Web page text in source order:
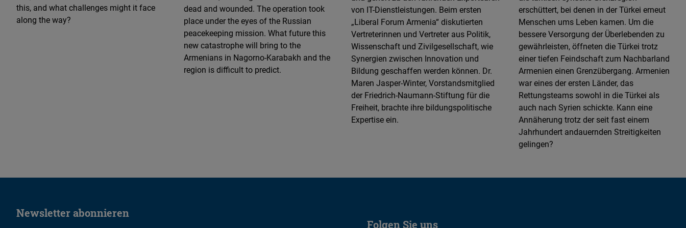
this, and what challenges might it face
along the way?
dead and wounded. The operation took
place under the eyes of the Russian
peacekeeping mission. What future this
new catastrophe will bring to the
Armenians in Nagorno-Karabakh and the
region is difficult to predict.
von IT-Dienstleistungen. Beim ersten
„Liberal Forum Armenia“ diskutierten
Vertreterinnen und Vertreter aus Politik,
Wissenschaft und Zivilgesellschaft, wie
Synergien zwischen Innovation und
Bildung geschaffen werden können. Dr.
Maren Jasper-Winter, Vorstandsmitglied
der Friedrich-Naumann-Stiftung für die
Freiheit, brachte ihre bildungspolitische
Expertise ein.
erschüttert, bei denen in der Türkei erneut
Menschen ums Leben kamen. Um die
bessere Versorgung der Überlebenden zu
gewährleisten, öffneten die Türkei trotz
einer tiefen Feindschaft zum Nachbarland
Armenien einen Grenzübergang. Armenien
war eines der ersten Länder, das
Rettungsteams sowohl in die Türkei als
auch nach Syrien schickte. Kann eine
Annäherung trotz der seit fast einem
Jahrhundert andauernden Streitigkeiten
gelingen?
Newsletter abonnieren
Folgen Sie uns
Flickr
Embed
Newsletter2go
Embed
Podigee
Embed
Typeform